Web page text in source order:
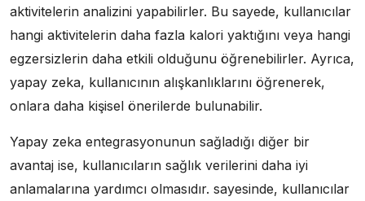
aktivitelerin analizini yapabilirler. Bu sayede, kullanıcılar
hangi aktivitelerin daha fazla kalori yaktığını veya hangi
egzersizlerin daha etkili olduğunu öğrenebilirler. Ayrıca,
yapay zeka, kullanıcının alışkanlıklarını öğrenerek,
onlara daha kişisel önerilerde bulunabilir.
Yapay zeka entegrasyonunun sağladığı diğer bir
avantaj ise, kullanıcıların sağlık verilerini daha iyi
anlamalarına yardımcı olmasıdır. sayesinde, kullanıcılar